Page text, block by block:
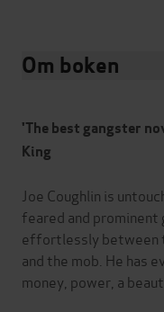
Om boken
'The best gangster
King
Joe Coughlin is
feared and prominent
effortlessly between
and the mob. He has
money, power, a